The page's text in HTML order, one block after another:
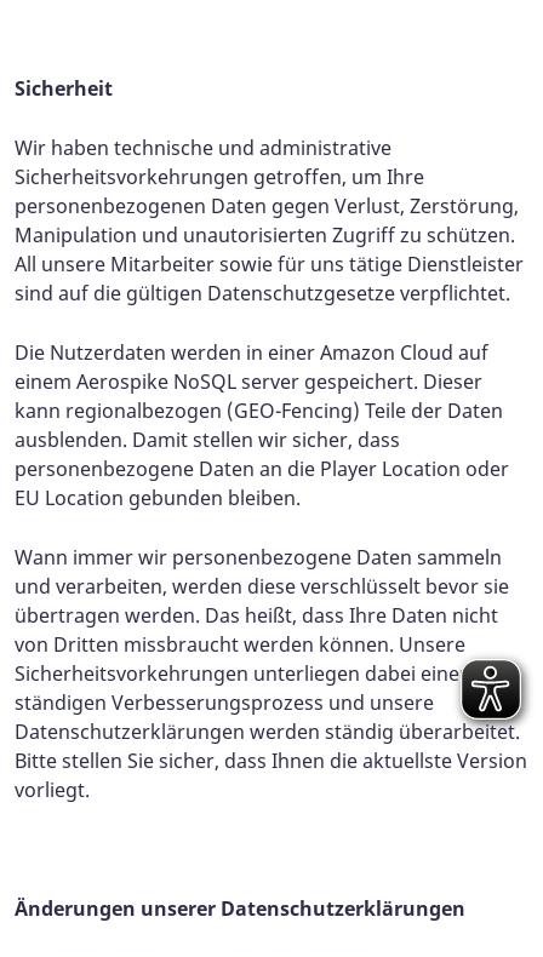
Sicherheit
Wir haben technische und administrative
Sicherheitsvorkehrungen getroffen, um Ihre
personenbezogenen Daten gegen Verlust, Zerstörung,
Manipulation und unautorisierten Zugriff zu schützen.
All unsere Mitarbeiter sowie für uns tätige Dienstleister
sind auf die gültigen Datenschutzgesetze verpflichtet.
Die Nutzerdaten werden in einer Amazon Cloud auf
einem Aerospike NoSQL server gespeichert. Dieser
kann regionalbezogen (GEO-Fencing) Teile der Daten
ausblenden. Damit stellen wir sicher, dass
personenbezogene Daten an die Player Location oder
EU Location gebunden bleiben.
Wann immer wir personenbezogene Daten sammeln
und verarbeiten, werden diese verschlüsselt bevor sie
übertragen werden. Das heißt, dass Ihre Daten nicht
von Dritten missbraucht werden können. Unsere
Sicherheitsvorkehrungen unterliegen dabei einem
ständigen Verbesserungsprozess und unsere
Datenschutzerklärungen werden ständig überarbeitet.
Bitte stellen Sie sicher, dass Ihnen die aktuellste Version
vorliegt.
Änderungen unserer Datenschutzerklärungen